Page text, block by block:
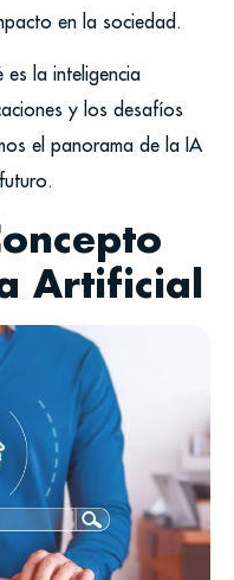
en la sociedad.
es la inteligencia
y los desafíos
el panorama de la IA
Artificial